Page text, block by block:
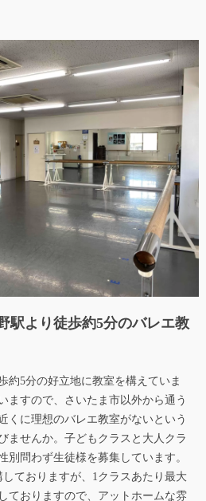
駅より徒歩約5分のバレエ教
約5分の好立地に教室を構えていま
ますので、さいたま市以外から通う
くに理想のバレエ教室がないという
ませんか。子どもクラスと大人クラ
別問わず生徒様を募集しています。
しておりますが、1クラスあたり最大
ておりますので、アットホームな雰